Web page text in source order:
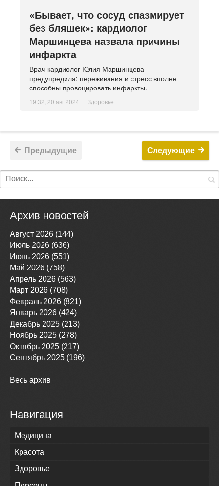
«Бывает, что сосуд спазмирует
без бляшек»: кардиолог
Маршинцева назвала причины
инфаркта
Врач-кардиолог Юлия Маршинцева
предупредила: переживания и стресс вполне
способны провоцировать инфаркты.
19:32, 20 авг 2024 Здоровье
Предыдущие Следующие
Архив новостей
Август 2026 (144)
Июль 2026 (636)
Июнь 2026 (551)
Май 2026 (758)
Апрель 2026 (563)
Март 2026 (708)
Февраль 2026 (821)
Январь 2026 (424)
Декабрь 2025 (213)
Ноябрь 2025 (278)
Октябрь 2025 (217)
Сентябрь 2025 (196)
Весь архив
Навигация
Медицина
Красота
Здоровье